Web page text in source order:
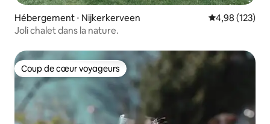
Hébergement ⋅ Nijkerkerveen Évaluation
4,98 (123)
Joli chalet dans la nature.
Coup de cœur voyageurs
Coup de cœur voyageurs